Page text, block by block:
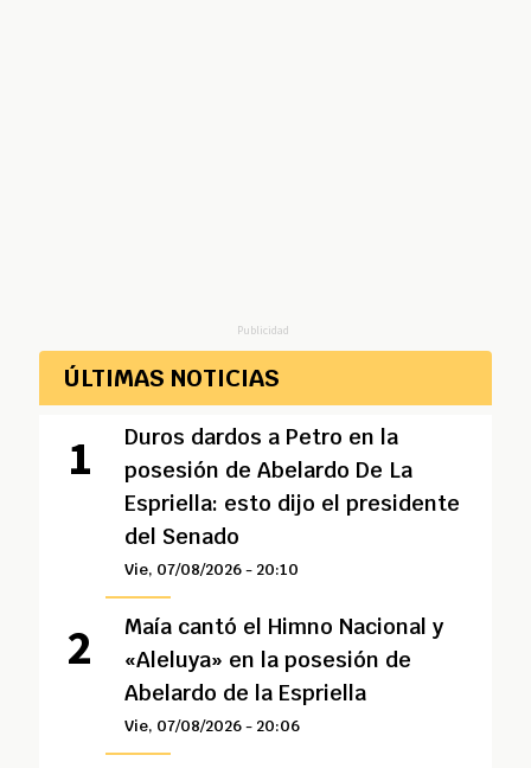
Publicidad
ÚLTIMAS NOTICIAS
Duros dardos a Petro en la
posesión de Abelardo De La
Espriella: esto dijo el presidente
del Senado
Vie, 07/08/2026 - 20:10
Maía cantó el Himno Nacional y
«Aleluya» en la posesión de
Abelardo de la Espriella
Vie, 07/08/2026 - 20:06